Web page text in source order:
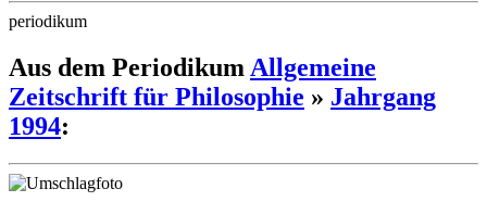
periodikum
Aus dem PeriodikumAllgemeine
Zeitschrift für Philosophie » Jahrgang
1994: